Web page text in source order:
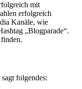
mit
erfolgreich
Kanäle, wie
„Blogparade“.
sagt folgendes: